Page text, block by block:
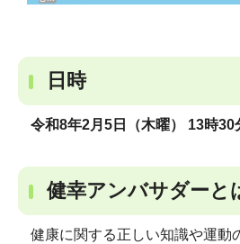
日時
令和8年2月5日（木曜） 13時30
健幸アンバサダーと
健康に関する正しい知識や運動